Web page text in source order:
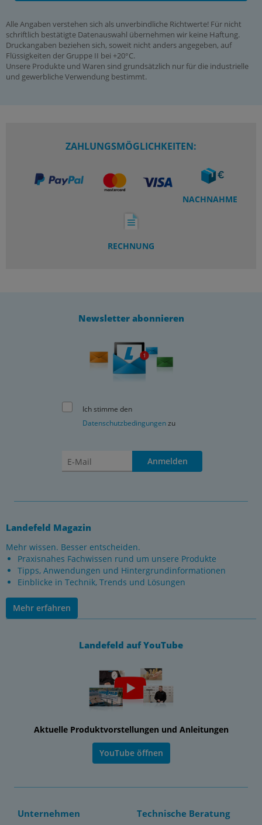
Alle Angaben verstehen sich als unverbindliche Richtwerte! Für nicht
schriftlich bestätigte Datenauswahl übernehmen wir keine Haftung.
Druckangaben beziehen sich, soweit nicht anders angegeben, auf
Flüssigkeiten der Gruppe II bei +20°C.
Unsere Produkte und Waren sind grundsätzlich nur für die industrielle
und gewerbliche Verwendung bestimmt.
ZAHLUNGSMÖGLICHKEITEN:
NACHNAHME
RECHNUNG
Newsletter abonnieren
Ich stimme den
Datenschutzbedingungenzu
Anmelden
Landefeld Magazin
Mehr wissen. Besser entscheiden.
Praxisnahes Fachwissen rund um unsere Produkte
Tipps, Anwendungen und Hintergrundinformationen
Einblicke in Technik, Trends und Lösungen
Mehr erfahren
Landefeld auf YouTube
Aktuelle Produktvorstellungen und Anleitungen
YouTube öffnen
Unternehmen Technische Beratung